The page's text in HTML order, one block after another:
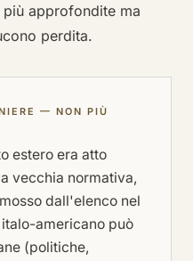
approfondite ma
perdita.
— NON PIÙ
estero era atto
vecchia normativa,
dall'elenco nel
americano può
(politiche,